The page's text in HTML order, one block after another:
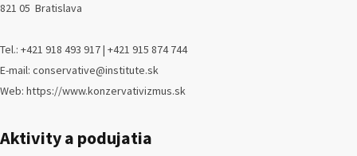
821 05 Bratislava
Tel.: +421 918 493 917 | +421 915 874 744
E-mail: conservative@institute.sk
Web: https://www.konzervativizmus.sk
Aktivity a podujatia